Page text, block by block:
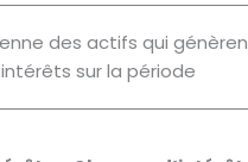
des actifs qui
sur la période